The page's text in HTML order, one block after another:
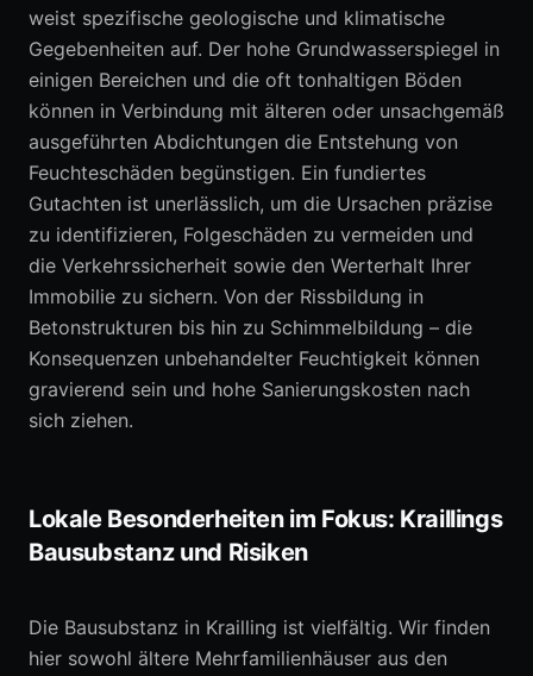
weist spezifische geologische und klimatische
Gegebenheiten auf. Der hohe Grundwasserspiegel in
einigen Bereichen und die oft tonhaltigen Böden
können in Verbindung mit älteren oder unsachgemäß
ausgeführten Abdichtungen die Entstehung von
Feuchteschäden begünstigen. Ein fundiertes
Gutachten ist unerlässlich, um die Ursachen präzise
zu identifizieren, Folgeschäden zu vermeiden und
die Verkehrssicherheit sowie den Werterhalt Ihrer
Immobilie zu sichern. Von der Rissbildung in
Betonstrukturen bis hin zu Schimmelbildung – die
Konsequenzen unbehandelter Feuchtigkeit können
gravierend sein und hohe Sanierungskosten nach
sich ziehen.
Lokale Besonderheiten im Fokus: Kraillings
Bausubstanz und Risiken
Die Bausubstanz in Krailling ist vielfältig. Wir finden
hier sowohl ältere Mehrfamilienhäuser aus den